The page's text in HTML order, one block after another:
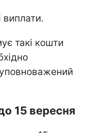
виплати.
такі кошти
15 вересня